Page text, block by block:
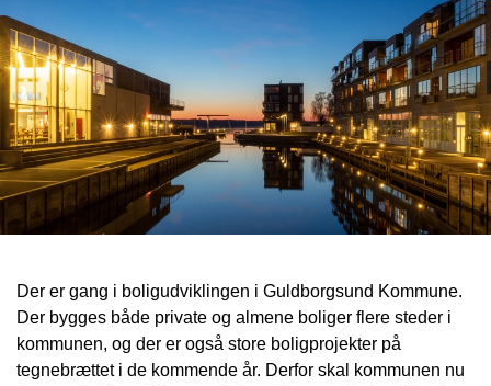
Der er gang i boligudviklingen i Guldborgsund Kommune.
Der bygges både private og almene boliger flere steder i
kommunen, og der er også store boligprojekter på
tegnebrættet i de kommende år. Derfor skal kommunen nu